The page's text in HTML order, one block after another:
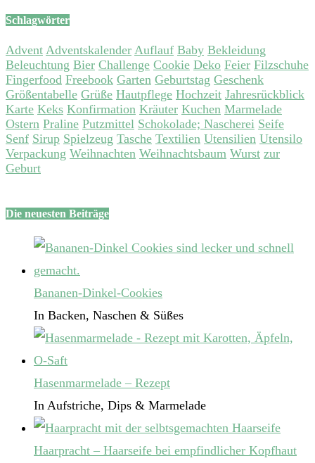
Schlagwörter
Advent Adventskalender Auflauf Baby Bekleidung
Beleuchtung Bier Challenge Cookie Deko Feier Filzschuhe
Fingerfood Freebook Garten Geburtstag Geschenk
Größentabelle Grüße Hautpflege Hochzeit Jahresrückblick
Karte Keks Konfirmation Kräuter Kuchen Marmelade
Ostern Praline Putzmittel Schokolade; Nascherei Seife
Senf Sirup Spielzeug Tasche Textilien Utensilien Utensilo
Verpackung Weihnachten Weihnachtsbaum Wurst zur
Geburt
Die neuesten Beiträge
Bananen-Dinkel-Cookies
In Backen, Naschen & Süßes
Hasenmarmelade – Rezept
In Aufstriche, Dips & Marmelade
Haarpracht – Haarseife bei empfindlicher Kopfhaut